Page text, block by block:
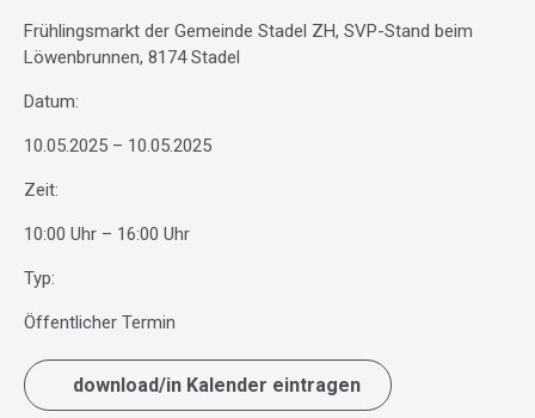
Frühlingsmarkt der Gemeinde Stadel ZH, SVP-Stand beim
Löwenbrunnen, 8174 Stadel
Datum:
10.05.2025 – 10.05.2025
Zeit:
10:00 Uhr – 16:00 Uhr
Typ:
Öffentlicher Termin
download/in Kalender eintragen